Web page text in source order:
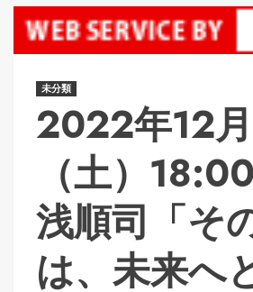
未分類
2022年12
（土）
浅順司「そ
は、未来へ